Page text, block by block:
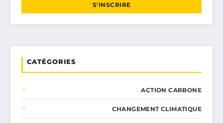
S'INSCRIRE
CATÉGORIES
ACTION CARBONE
CHANGEMENT CLIMATIQUE